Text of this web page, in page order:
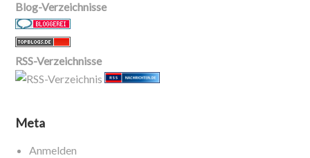
Blog-Verzeichnisse
RSS-Verzeichnisse
Meta
Anmelden